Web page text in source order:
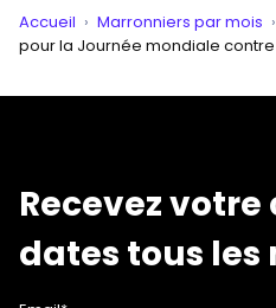
Accueil › Marronniers par mois ›
pour la Journée mondiale
Recevez
dates tous les